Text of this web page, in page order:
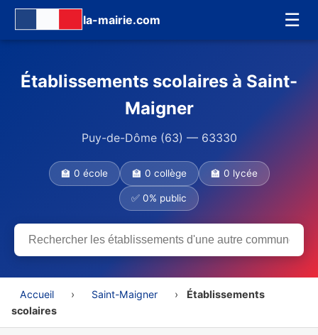
la-mairie.com ☰
Établissements scolaires à Saint-
Maigner
Puy-de-Dôme (63) — 63330
🏫 0 école 🏫 0 collège 🏫 0 lycée
✅ 0% public
Accueil › Saint-Maigner ›
Établissements
scolaires